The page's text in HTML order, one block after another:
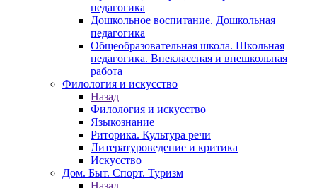
педагогика
Дошкольное воспитание. Дошкольная
педагогика
Общеобразовательная школа. Школьная
педагогика. Внеклассная и внешкольная
работа
Филология и искусство
Назад
Филология и искусство
Языкознание
Риторика. Культура речи
Литературоведение и критика
Искусство
Дом. Быт. Спорт. Туризм
Назад